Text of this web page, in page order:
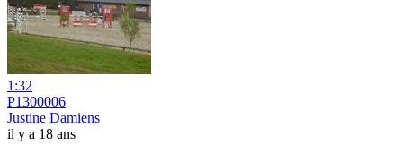
1:32
P1300006
Justine Damiens
il y a 18 ans